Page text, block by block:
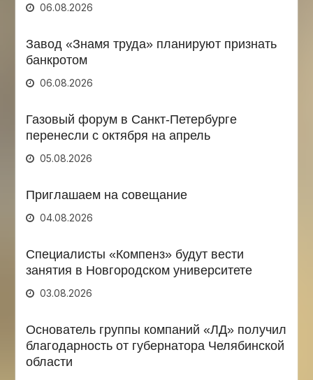
06.08.2026
Завод «Знамя труда» планируют признать
банкротом
06.08.2026
Газовый форум в Санкт-Петербурге
перенесли с октября на апрель
05.08.2026
Приглашаем на совещание
04.08.2026
Специалисты «Компенз» будут вести
занятия в Новгородском университете
03.08.2026
Основатель группы компаний «ЛД» получил
благодарность от губернатора Челябинской
области